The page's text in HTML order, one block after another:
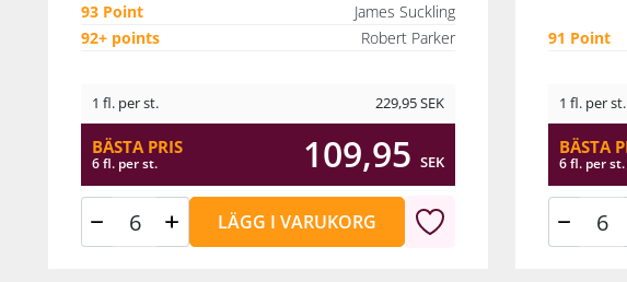
93 Point
James Suckling
92+ points
Robert Parker
1 fl. per st. 229,95SEK
BÄSTA PRIS
6 fl. per st. 109,95 SEK
LÄGG I VARUKORG
91 Point
1 fl. per st.
BÄSTA
6 fl. per st.